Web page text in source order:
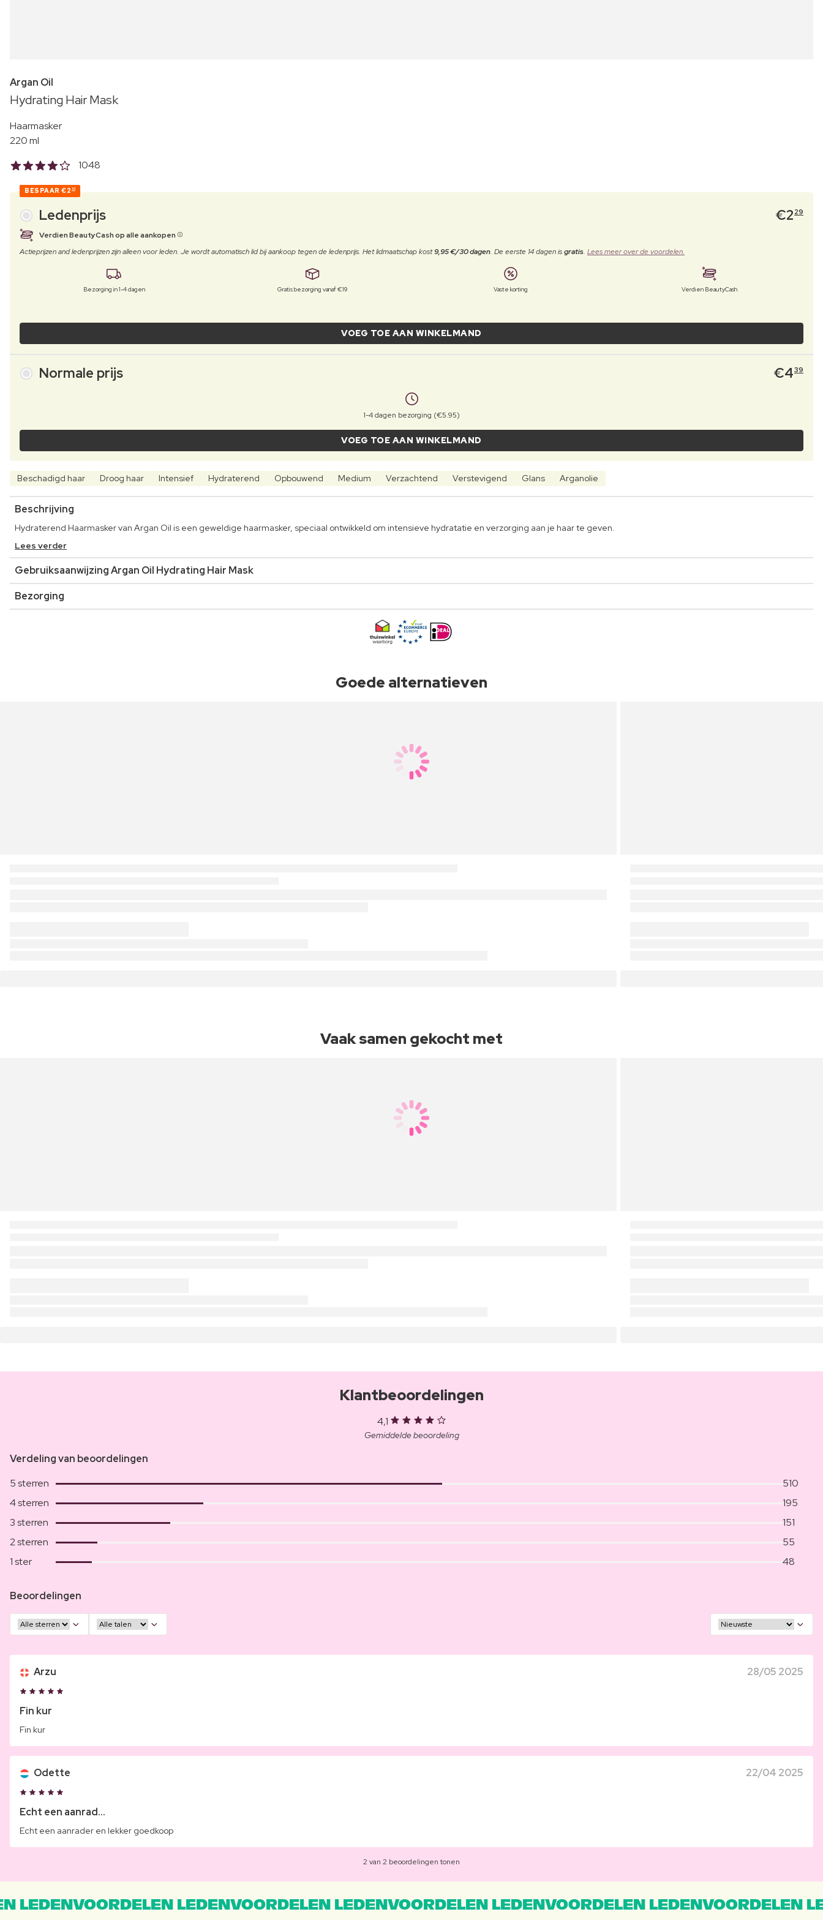
Argan Oil
Hydrating Hair Mask
Haarmasker
220 ml
1048
BESPAAR €2 10
Ledenprijs €2 29
Verdien BeautyCash op alle aankopen
Actieprijzen and ledenprijzen zijn alleen voor leden. Je wordt automatisch lid bij aankoop tegen de ledenprijs. Het lidmaatschap kost9,95 €/30 dagen. De eerste 14 dagen isgratis. Lees meer over de voordelen.
Bezorging in 1-4 dagen Gratis bezorging vanaf €19 Vaste korting Verdien BeautyCash
VOEG TOE AAN WINKELMAND
Normale prijs €439
1-4 dagen bezorging (€5.95)
VOEG TOE AAN WINKELMAND
Beschadigd haar Droog haar Intensief Hydraterend Opbouwend Medium Verzachtend Verstevigend Glans Arganolie
Beschrijving
Hydraterend Haarmasker van Argan Oil is een geweldige haarmasker, speciaal ontwikkeld om intensieve hydratatie en verzorging aan je haar te geven.
Lees verder
Gebruiksaanwijzing Argan Oil Hydrating Hair Mask
Bezorging
Goede alternatieven
Vaak samen gekocht met
Klantbeoordelingen
4,1
Gemiddelde beoordeling
Verdeling van beoordelingen
5 sterren
510
4 sterren
195
3 sterren
151
2 sterren
55
1 ster
48
Beoordelingen
Arzu 28/05 2025
Fin kur
Fin kur
Odette 22/04 2025
Echt een aanrad...
Echt een aanrader en lekker goedkoop
2 van 2 beoordelingen tonen
LEDENVOORDELEN LEDENVOORDELEN LEDENVOORDELEN LEDENVOORDELEN